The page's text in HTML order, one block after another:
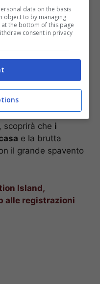
figlia a causa delle
vede il fumo ed i
di Ozgur ed è
scoprirà che i
e la brutta
il grande spavento
Island,
alle registrazioni
data on the basis
object to by managing
the bottom of this page
consent in privacy